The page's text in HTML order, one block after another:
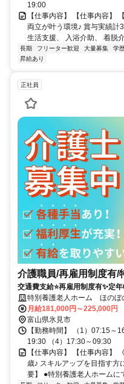
19:00
【仕事内容】 【仕事内容】
両立が叶う環境♪ 賞与実績
生活支援、 入浴介助、 着脱
長期 フリーター歓迎 大量募集 学
昇給あり
正社員
介護職員/再雇用制度有/
交通費支給⭐️再雇用制度有✨定
⭕️研修支援有✨経験者優遇❗️車通
特別養護老人ホーム ほのぼ
月給181,000円～225,000円
富山県氷見市
【勤務時間】 （1）07:15～
19:30 （4）17:30～09:30
【仕事内容】 【仕事内容】
歳♪ スキルアップを目指す
要】 ●特別養護老人ホームに